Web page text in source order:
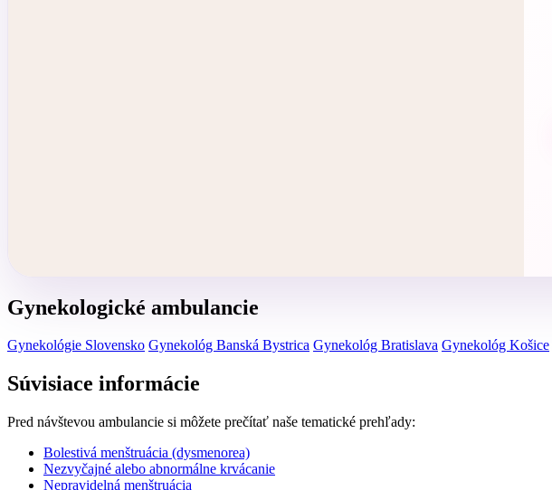
Gynekologické ambulancie
Gynekológie Slovensko Gynekológ Banská Bystrica Gynekológ Bratislava Gynekológ Košice
Súvisiace informácie
Pred návštevou ambulancie si môžete prečítať naše tematické prehľady:
Bolestivá menštruácia (dysmenorea)
Nezvyčajné alebo abnormálne krvácanie
Nepravidelná menštruácia